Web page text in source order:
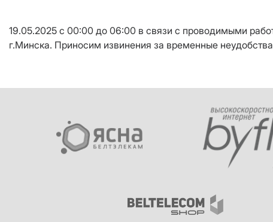
19.05.2025 с 00:00 до 06:00 в связи с проводимыми
г.Минска. Приносим извинения за временные